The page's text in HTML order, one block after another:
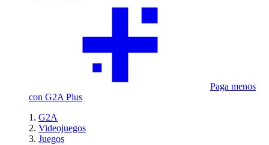
Paga menos
con G2A Plus
G2A
Videojuegos
Juegos